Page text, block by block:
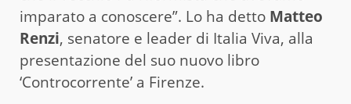
imparato a conoscere”. Lo ha detto Matteo
Renzi, senatore e leader di Italia Viva, alla
presentazione del suo nuovo libro
‘Controcorrente’ a Firenze.